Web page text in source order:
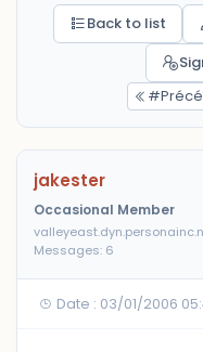
Back to list
jakester
Occasional Member
Messages: 6
Date : 03/01/2006